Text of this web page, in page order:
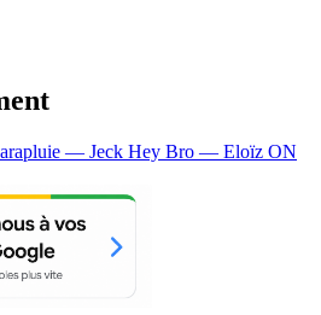
— Jeck Hey Bro — Eloïz ON